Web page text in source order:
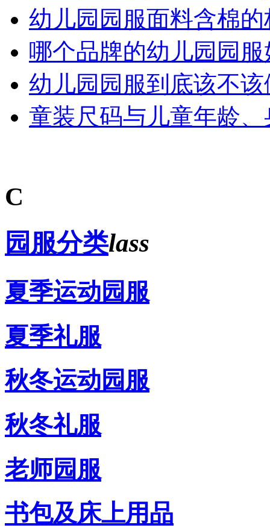
幼儿园园服面料含棉
哪个品牌的幼儿园园
幼儿园园服到底该不
童装尺码与儿童年龄
C
园服分类lass
夏季运动园服
夏季礼服
秋冬运动园服
秋冬礼服
老师园服
书包及床上用品